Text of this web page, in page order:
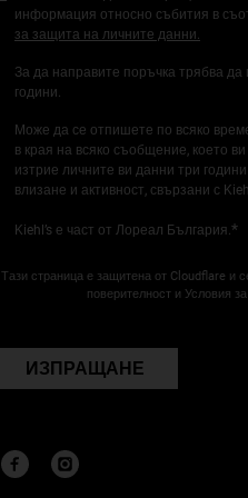
информация относно събития в
за защита на личните данни.
За да направите поръчка трябва
години.
Може да се отпишете по всяко
в края на всяко съобщение, което
изтрие личните ви данни три
влизане и активност, свързани с
Kiehl’s е част от Лореал България.*
Тази страница е защитена от Cloudflare и
поверителност и Условия
ИЗПРАЩАНЕ